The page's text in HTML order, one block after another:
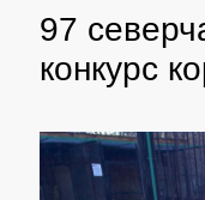
97
конкурс